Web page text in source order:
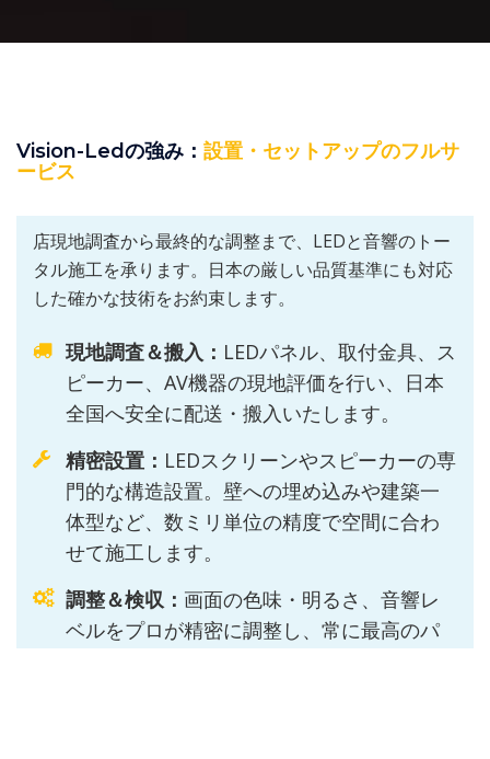
Vision-Ledの強み： 設置・セットアップのフルサ
ービス
店現地調査から最終的な調整まで、LEDと音響のトー
タル施工を承ります。日本の厳しい品質基準にも対応
した確かな技術をお約束します。
現地調査＆搬入： LEDパネル、取付金具、ス
ピーカー、AV機器の現地評価を行い、日本
全国へ安全に配送・搬入いたします。
精密設置： LEDスクリーンやスピーカーの専
門的な構造設置。壁への埋め込みや建築一
体型など、数ミリ単位の精度で空間に合わ
せて施工します。
調整＆検収： 画面の色味・明るさ、音響レ
ベルをプロが精密に調整し、常に最高のパ